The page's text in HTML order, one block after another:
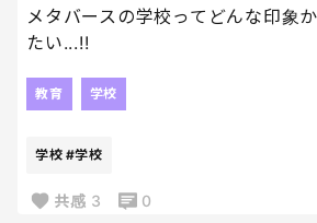
メタバースの学校ってどんな印象
たい...!!
教育 学校
学校 #学校
共感 3 0